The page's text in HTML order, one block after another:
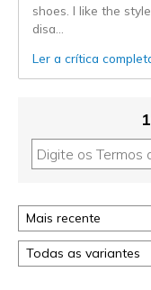
shoes. I like the
disa
Ler a crítica